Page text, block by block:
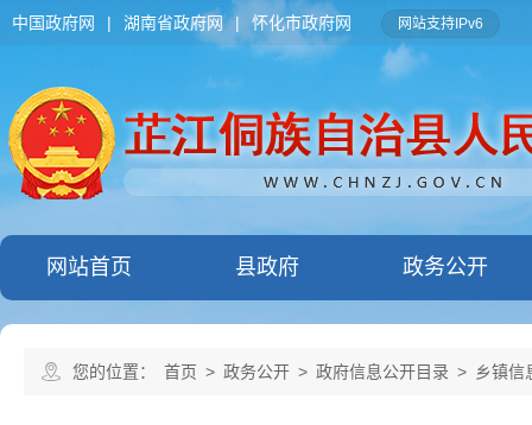
中国政府网 | 湖南省政府网 | 怀化市政府网 网站支持IPv6
网站首页 县政府 政务公开
您的位置： 首页 > 政务公开 > 政府信息公开目录 > 乡镇信